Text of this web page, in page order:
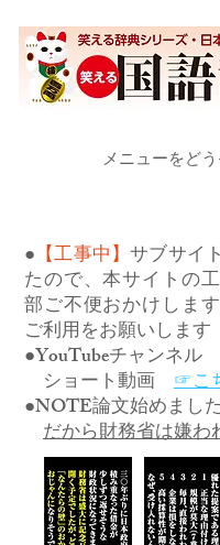
メニューをど
● 【工事中】サブサイ
たので、本サイトの
部ご不便おかけしま
ご利用をお願いします
●YouTubeチャンネル
ショート動画 ☞こ
●NOTE論文始めまし
だから財務省は嫌わ